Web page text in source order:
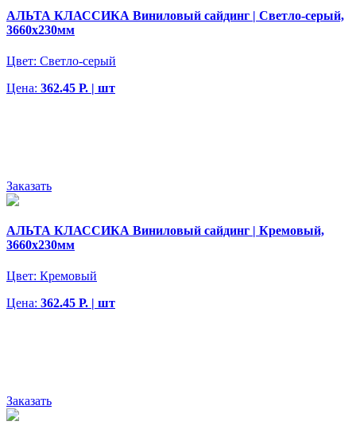
АЛЬТА КЛАССИКА Виниловый сайдинг | Светло-серый,
3660х230мм
Цвет: Светло-серый
Цена: 362.45 Р. | шт
Заказать
АЛЬТА КЛАССИКА Виниловый сайдинг | Кремовый,
3660х230мм
Цвет: Кремовый
Цена: 362.45 Р. | шт
Заказать